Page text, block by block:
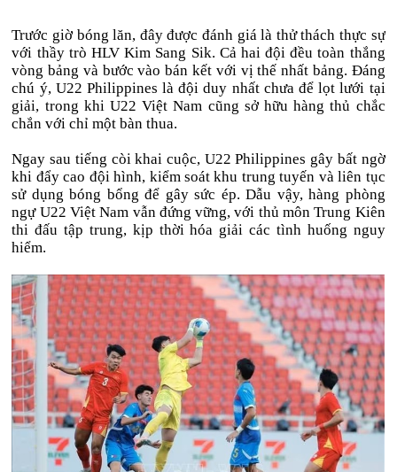
Trước giờ bóng lăn, đây được đánh giá là thử thách thực sự
với thầy trò HLV Kim Sang Sik. Cả hai đội đều toàn thắng
vòng bảng và bước vào bán kết với vị thế nhất bảng. Đáng
chú ý, U22 Philippines là đội duy nhất chưa để lọt lưới tại
giải, trong khi U22 Việt Nam cũng sở hữu hàng thủ chắc
chắn với chỉ một bàn thua.
Ngay sau tiếng còi khai cuộc, U22 Philippines gây bất ngờ
khi đẩy cao đội hình, kiểm soát khu trung tuyến và liên tục
sử dụng bóng bổng để gây sức ép. Dẫu vậy, hàng phòng
ngự U22 Việt Nam vẫn đứng vững, với thủ môn Trung Kiên
thi đấu tập trung, kịp thời hóa giải các tình huống nguy
hiểm.